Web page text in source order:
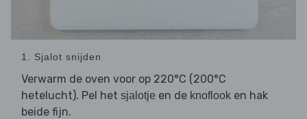
1. Sjalot snijden
Verwarm de oven voor op 220°C (200°C
hetelucht). Pel het sjalotje en de knoflook en hak
beide fijn.